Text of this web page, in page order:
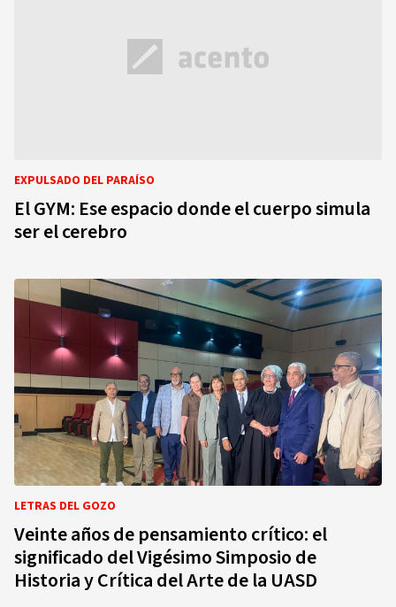
EXPULSADO DEL PARAÍSO
El GYM: Ese espacio donde el cuerpo simula
ser el cerebro
LETRAS DEL GOZO
Veinte años de pensamiento crítico: el
significado del Vigésimo Simposio de
Historia y Crítica del Arte de la UASD